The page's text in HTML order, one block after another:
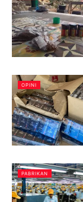
OPINI
PABRIKAN